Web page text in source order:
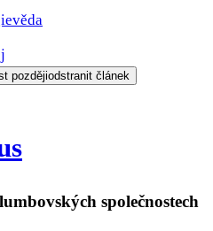
věda
pozdějiodstranit článek
společnostech